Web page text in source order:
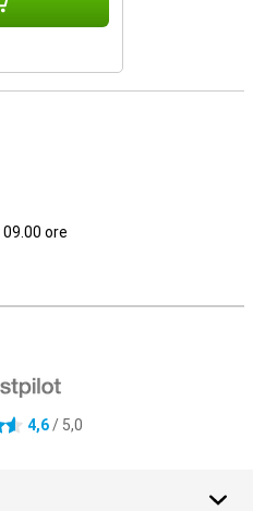
09.00 ore
4,6/ 5,0